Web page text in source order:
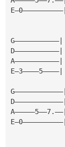
G———————————|
A———————————|
E—3————5————|